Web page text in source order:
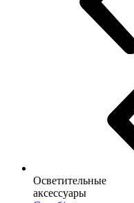
Осветительные
аксессуары